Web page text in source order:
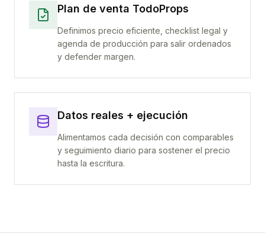
Plan de venta TodoProps
Definimos precio eficiente, checklist legal y
agenda de producción para salir ordenados
y defender margen.
Datos reales + ejecución
Alimentamos cada decisión con comparables
y seguimiento diario para sostener el precio
hasta la escritura.